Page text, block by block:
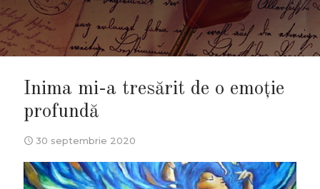
Inima mi-a tresărit de o emoţie
profundă
30 septembrie 2020